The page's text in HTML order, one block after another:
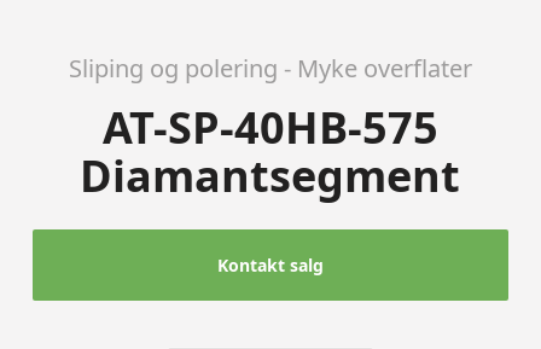
Sliping og polering - Myke overflater
AT-SP-40HB-575
Diamantsegment
Kontakt salg